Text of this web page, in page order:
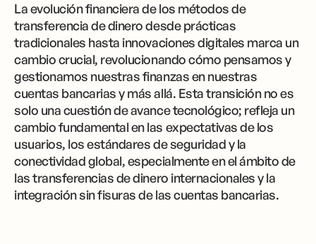
La evolución financiera de los métodos de
transferencia de dinero desde prácticas
tradicionales hasta innovaciones digitales marca un
cambio crucial, revolucionando cómo pensamos y
gestionamos nuestras finanzas en nuestras
cuentas bancarias y más allá. Esta transición no es
solo una cuestión de avance tecnológico; refleja un
cambio fundamental en las expectativas de los
usuarios, los estándares de seguridad y la
conectividad global, especialmente en el ámbito de
las transferencias de dinero internacionales y la
integración sin fisuras de las cuentas bancarias.